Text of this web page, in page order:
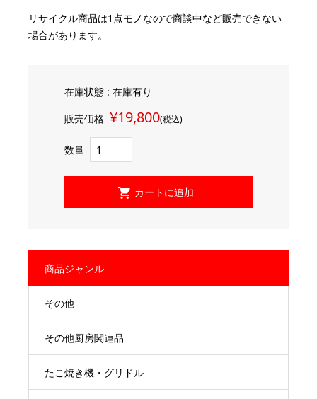
リサイクル商品は1点モノなので商談中など販売できない
場合があります。
在庫状態 : 在庫有り
販売価格 ¥19,800(税込)
数量
商品ジャンル
その他
その他厨房関連品
たこ焼き機・グリドル